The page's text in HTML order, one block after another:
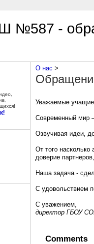
№587 -
О нас ‎ > ‎
Уважаемые
Современный мир
Озвучивая идеи,
От того
доверие
Наша задача -
С удовольств­­ием
С уважением,­­
директор ГБОУ
Comments